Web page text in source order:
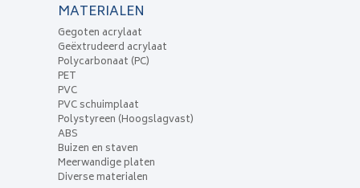
MATERIALEN
Gegoten acrylaat
Geëxtrudeerd acrylaat
Polycarbonaat (PC)
PET
PVC
PVC schuimplaat
Polystyreen (Hoogslagvast)
ABS
Buizen en staven
Meerwandige platen
Diverse materialen